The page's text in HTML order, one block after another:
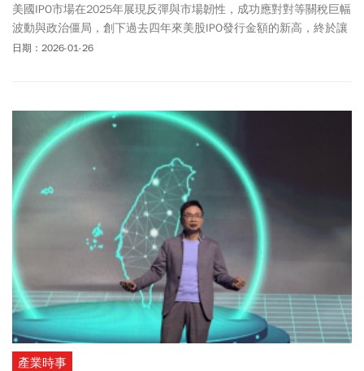
美國IPO市場在2025年展現反彈與市場韌性，成功應對對等關稅巨幅
波動與政治僵局，創下過去四年來美股IPO發行金額的新高，終於讓
美股市場鬆了一口氣。2025年，美股共有202家IPO發行，共募得
日期：2026-01-26
產業時事